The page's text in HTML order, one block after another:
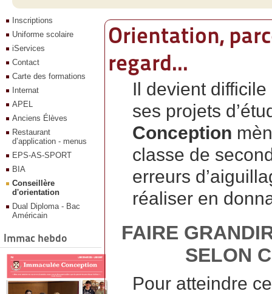
Inscriptions
Uniforme scolaire
iServices
Contact
Carte des formations
Internat
APEL
Anciens Élèves
Restaurant
d’application - menus
EPS-AS-SPORT
BIA
Conseillère
d'orientation
Dual Diploma - Bac
Américain
Immac hebdo
Orientation,
regard...
Il devient
ses projets
Conception
classe de
erreurs
réaliser en
FAIRE
SELON
Pour atteindre